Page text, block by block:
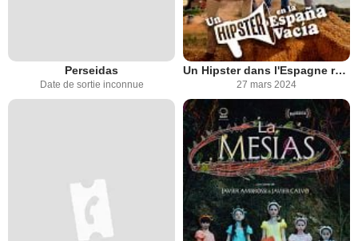
Perseidas
Date de sortie inconnue
Un Hipster dans l'Espagne rurale
27 mars 2024